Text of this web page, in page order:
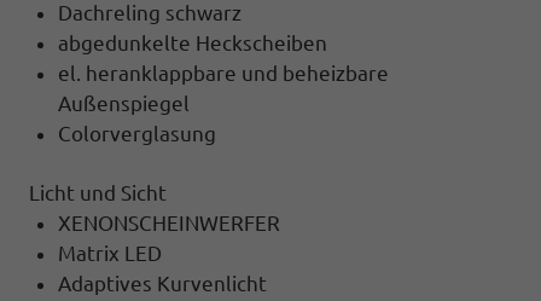
Dachreling schwarz
abgedunkelte Heckscheiben
el. heranklappbare und beheizbare
Außenspiegel
Colorverglasung
Licht und Sicht
XENONSCHEINWERFER
Matrix LED
Adaptives Kurvenlicht